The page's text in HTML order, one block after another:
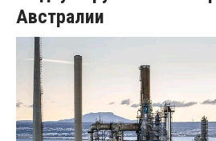
Австралии